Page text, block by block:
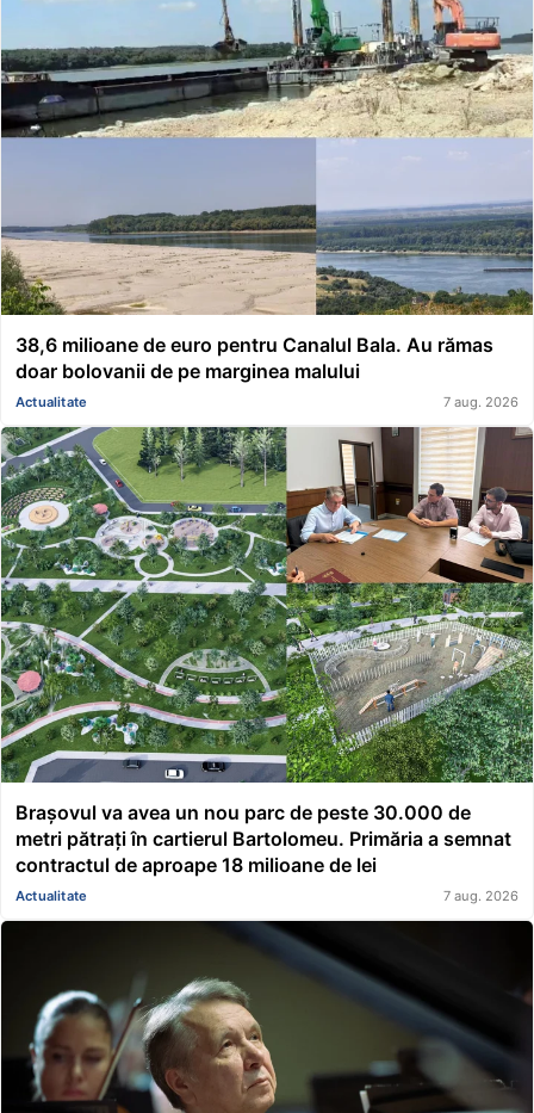
38,6 milioane de euro pentru Canalul Bala. Au rămas
doar bolovanii de pe marginea malului
Actualitate 7 aug. 2026
Brașovul va avea un nou parc de peste 30.000 de
metri pătrați în cartierul Bartolomeu. Primăria a semnat
contractul de aproape 18 milioane de lei
Actualitate 7 aug. 2026